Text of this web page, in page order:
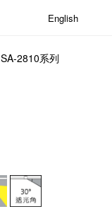
English
SA-2810系列